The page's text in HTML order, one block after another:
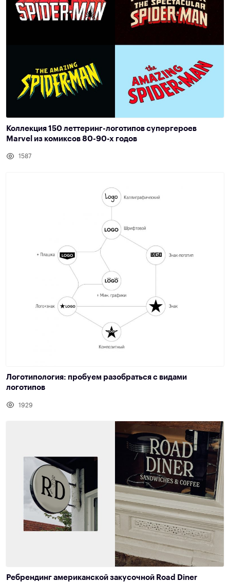
Коллекция 150 леттеринг-логотипов супергероев
Marvel из комиксов 80-90-х годов
1587
Логотипология: пробуем разобраться с видами
логотипов
1929
Ребрендинг американской закусочной Road Diner